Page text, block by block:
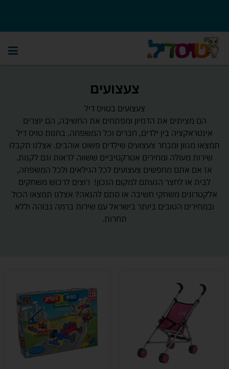
צעצועים
צעצועים בטויס דיל
הם מציתים את הדמיון ומפתחים את החשיבה, הם יוצרים
אינטראקציה בין ילדים, חברים וכל המשפחה. בחנות טויס דיל
תמצאו מגוון ומבחר צעצועים שילדים פשוט אוהבים. אצלנו תקבלו
שירות מעולה ומחירים אטרקטיביים ששווה לראות וגם לקנות.
אז אם אתם מחפשים צעצועים לכל הגילאים ולכל המשפחה,
לבית או לחצר הגעתם למקום הנכון! רוצים לרכוש משחקים
אלקטרונים משחקי חשיבה או סתם להנאה? אצלנו תמצאו הכול
ובמחירים הטובים ביותר בישראל עם שירות ברמה גבוהה וללא
תחרות.